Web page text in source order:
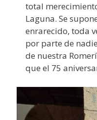
total
Laguna. Se
enrarecido, toda
por parte de
de nuestra
que el 75